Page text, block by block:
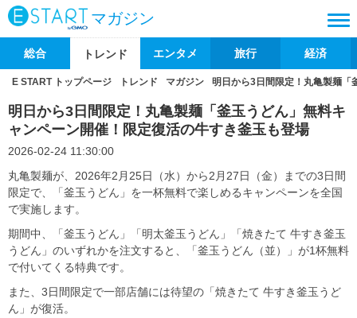
マガジン
総合 トレンド エンタメ 旅行 経済
E START トップページ トレンド マガジン 明日から3日間限定！丸亀製麺「
明日から3日間限定！丸亀製麺「釜玉うどん」無料キ
ャンペーン開催！限定復活の牛すき釜玉も登場
2026-02-24 11:30:00
丸亀製麺が、2026年2月25日（水）から2月27日（金）までの3日間
限定で、「釜玉うどん」を一杯無料で楽しめるキャンペーンを全国
で実施します。
期間中、「釜玉うどん」「明太釜玉うどん」「焼きたて 牛すき釜玉
うどん」のいずれかを注文すると、「釜玉うどん（並）」が1杯無料
で付いてくる特典です。
また、3日間限定で一部店舗には待望の「焼きたて 牛すき釜玉うど
ん」が復活。